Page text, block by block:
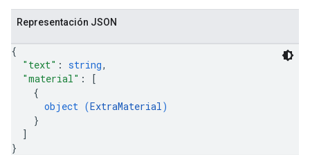
Representación JSON
{
"text" : string,
"material" :
[
{
object (ExtraMaterial)
}
]
}